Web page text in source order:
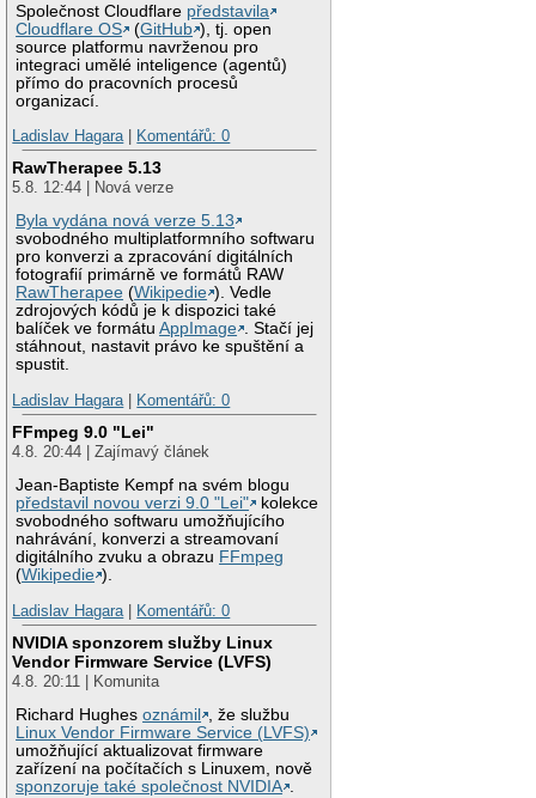
Společnost Cloudflare představila
Cloudflare OS
(GitHub ), tj. open
source platformu navrženou pro
integraci umělé inteligence (agentů)
přímo do pracovních procesů
organizací.
Ladislav Hagara| Komentářů: 0
RawTherapee 5.13
5.8. 12:44 | Nová verze
Byla vydána nová verze 5.13
svobodného multiplatformního softwaru
pro konverzi a zpracování digitálních
fotografií primárně ve formátů RAW
RawTherapee (Wikipedie ). Vedle
zdrojových kódů je k dispozici také
balíček ve formátuAppImage . Stačí jej
stáhnout, nastavit právo ke spuštění a
spustit.
Ladislav Hagara| Komentářů: 0
FFmpeg 9.0 "Lei"
4.8. 20:44 | Zajímavý článek
Jean-Baptiste Kempf na svém blogu
představil novou verzi 9.0 "Lei"
kolekce
svobodného softwaru umožňujícího
nahrávání, konverzi a streamovaní
digitálního zvuku a obrazu FFmpeg
(Wikipedie ).
Ladislav Hagara| Komentářů: 0
NVIDIA sponzorem služby Linux
Vendor Firmware Service (LVFS)
4.8. 20:11 | Komunita
Richard Hughesoznámil
, že službu
Linux Vendor Firmware Service (LVFS)
umožňující aktualizovat firmware
zařízení na počítačích s Linuxem, nově
sponzoruje také společnost NVIDIA .